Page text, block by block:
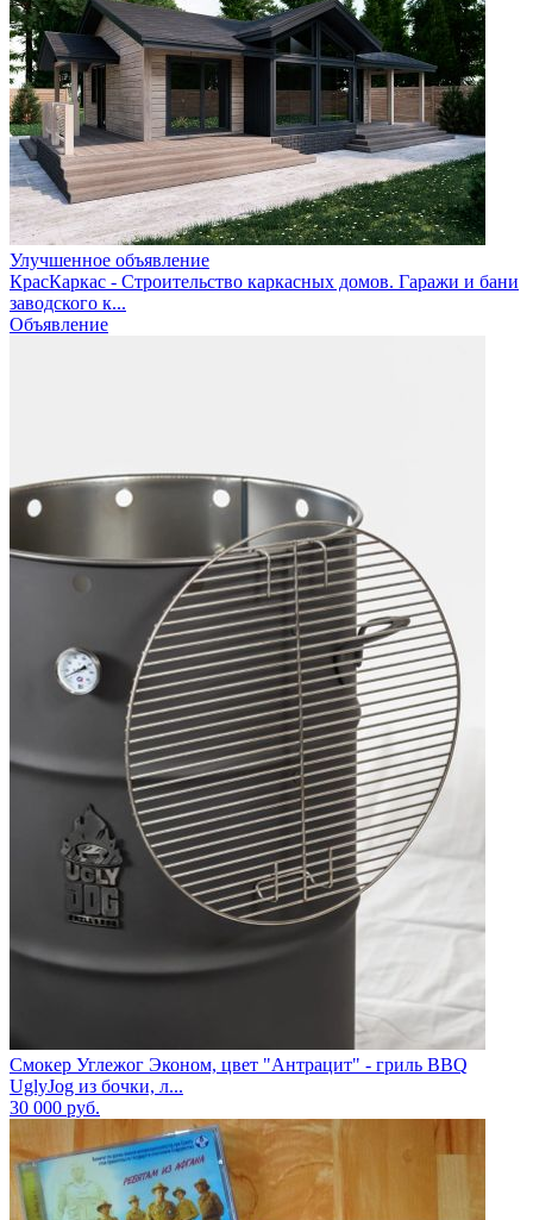
Улучшенное объявление
КрасКаркас - Строительство каркасных домов. Гаражи и бани
заводского к...
Объявление
Смокер Углежог Эконом, цвет "Антрацит" - гриль BBQ
UglyJog из бочки, л...
30 000 руб.